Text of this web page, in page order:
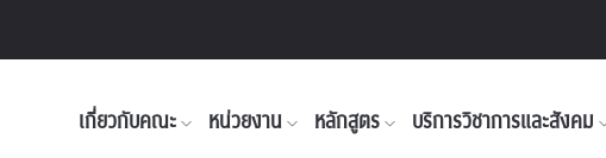
เกี่ยวกับคณะ หน่วยงาน หลักสูตร บริการวิชาการและสังคม